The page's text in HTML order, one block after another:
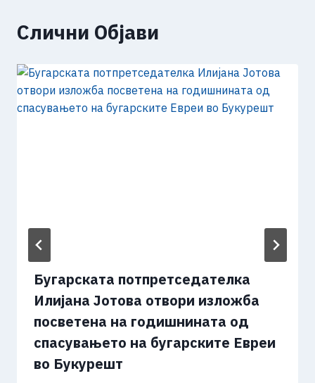
Слични Објави
Бугарската потпретседателка
Илијана Јотова отвори изложба
посветена на годишнината од
спасувањето на бугарските Евреи
во Букурешт